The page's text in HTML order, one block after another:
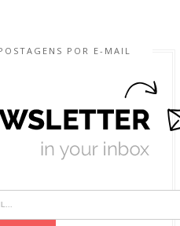
POR E-MAIL